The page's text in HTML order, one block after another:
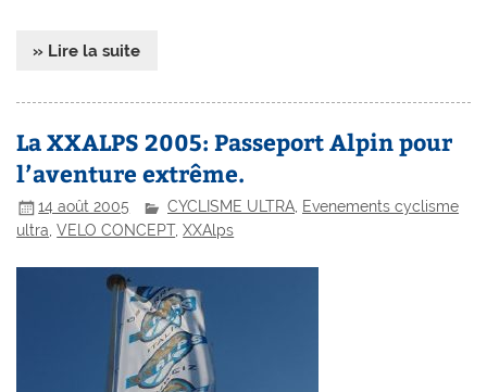
» Lire la suite
La XXALPS 2005: Passeport Alpin pour
l’aventure extrême.
14 août 2005 CYCLISME ULTRA, Evenements cyclisme
ultra ,VELO CONCEPT,XXAlps